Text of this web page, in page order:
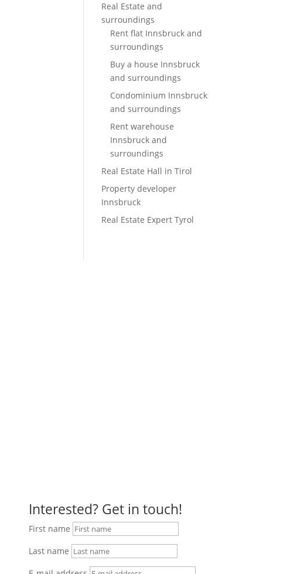
Real Estate and
surroundings
Rent flat Innsbruck and
surroundings
Buy a house Innsbruck
and surroundings
Condominium Innsbruck
and surroundings
Rent warehouse
Innsbruck and
surroundings
Real Estate Hall in Tirol
Property developer
Innsbruck
Real Estate Expert Tyrol
Interested? Get in touch!
First name
Last name